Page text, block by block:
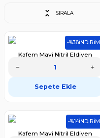
SIRALA
-%38İNDİRİM
Kafem Mavi Nitril Eldiven
Pudrasız (S) 100 Adet
240,99 TL
Sepete Ekle
-%14İNDİRİM
Kafem Mavi Nitril Eldiven